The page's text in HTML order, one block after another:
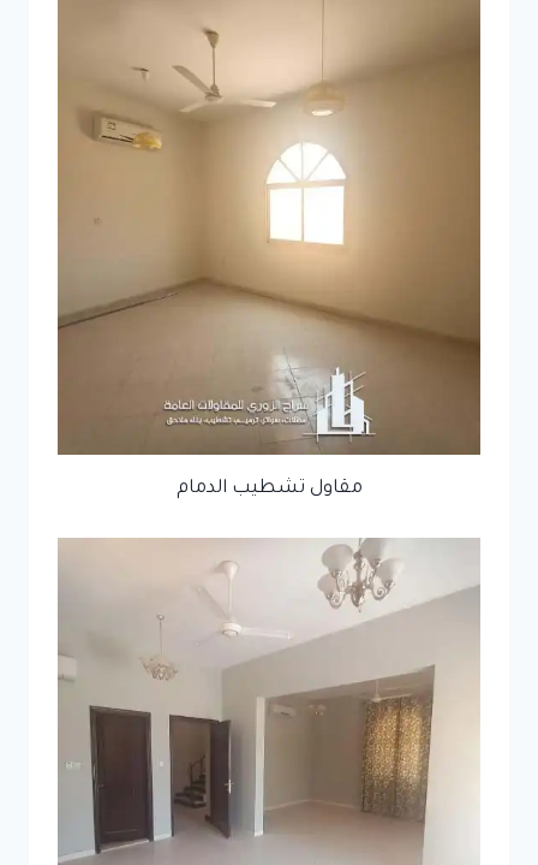
مقاول تشطيب الدمام